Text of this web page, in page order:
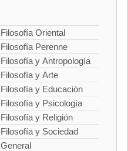
Filosofía Oriental
Filosofía Perenne
Filosofía y Antropología
Filosofía y Arte
Filosofía y Educación
Filosofía y Psicología
Filosofía y Religión
Filosofía y Sociedad
General